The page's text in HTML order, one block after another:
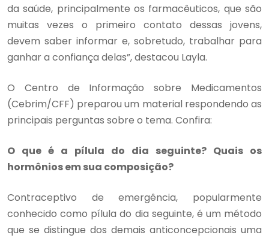
da saúde, principalmente os farmacêuticos, que são
muitas vezes o primeiro contato dessas jovens,
devem saber informar e, sobretudo, trabalhar para
ganhar a confiança delas”, destacou Layla.
O Centro de Informação sobre Medicamentos
(Cebrim/CFF) preparou um material respondendo as
principais perguntas sobre o tema. Confira:
O que é a pílula do dia seguinte? Quais os
hormônios em sua composição?
Contraceptivo de emergência, popularmente
conhecido como pílula do dia seguinte, é um método
que se distingue dos demais anticoncepcionais uma